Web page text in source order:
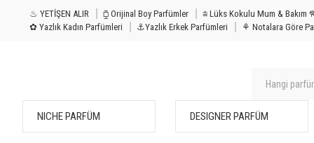
♨ YETİŞEN ALIR ⧮ Orijinal Boy Parfümler ⩭ Lüks
✿ Yazlık Kadın Parfümleri
⚓Yazlık Erkek Parfümleri ⚘ Notalara Göre
NICHE PARFÜM DESIGNER PARFÜM